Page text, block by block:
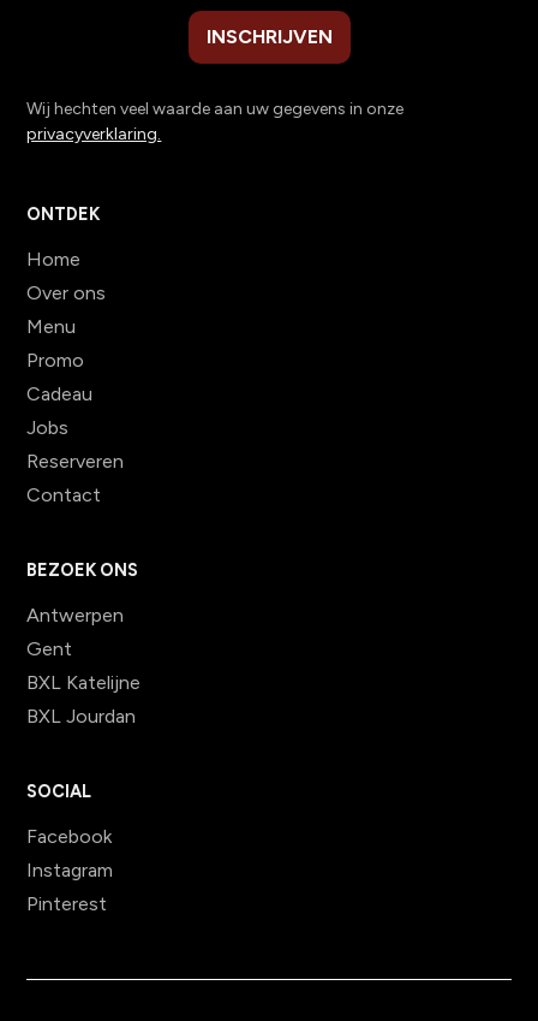
Wij hechten veel waarde aan uw gegevens in onze
privacyverklaring.
ONTDEK
Home
Over ons
Menu
Promo
Cadeau
Jobs
Reserveren
Contact
BEZOEK ONS
Antwerpen
Gent
BXL Katelijne
BXL Jourdan
SOCIAL
Facebook
Instagram
Pinterest